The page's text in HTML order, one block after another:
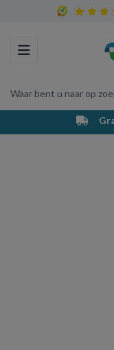
Toggle navigation
Waar bent u naar op
Uw